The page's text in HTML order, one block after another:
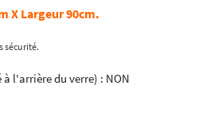
X Largeur 90cm.
sécurité.
l'arrière du verre) : NON